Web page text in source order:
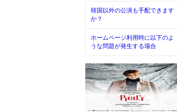
韓国以外の公演も手配できます
か？
ホームページ利用時に以下のよ
うな問題が発生する場合